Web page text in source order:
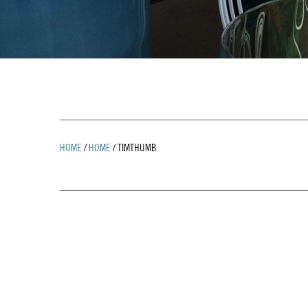
HOME / HOME / TIMTHUMB